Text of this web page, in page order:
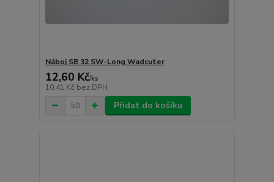
Náboj SB 32 SW-Long Wadcuter
12,60 Kč/ks
10,41 Kč bez DPH
Přidat do košíku